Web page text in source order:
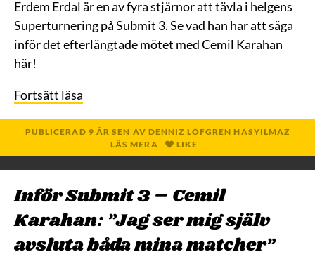
Erdem Erdal är en av fyra stjärnor att tävla i helgens
Superturnering på Submit 3. Se vad han har att säga
inför det efterlängtade mötet med Cemil Karahan
här!
Fortsätt läsa
PUBLICERAD 9 ÅR SEN AV DENNIZ LÖFGREN HASYILMAZ
LÄS MERA
LIKE
Inför Submit 3 – Cemil
Karahan: ”Jag ser mig själv
avsluta båda mina matcher”